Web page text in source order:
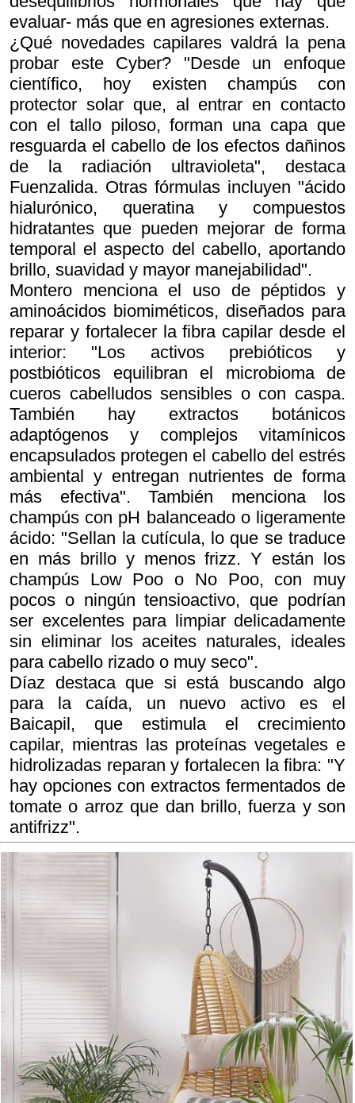
evaluar- más que en agresiones externas.
¿Qué novedades capilares valdrá la pena
probar este Cyber? "Desde un enfoque
científico, hoy existen champús con
protector solar que, al entrar en contacto
con el tallo piloso, forman una capa que
resguarda el cabello de los efectos dañinos
de la radiación ultravioleta", destaca
Fuenzalida. Otras fórmulas incluyen "ácido
hialurónico, queratina y compuestos
hidratantes que pueden mejorar de forma
temporal el aspecto del cabello, aportando
brillo, suavidad y mayor manejabilidad".
Montero menciona el uso de péptidos y
aminoácidos biomiméticos, diseñados para
reparar y fortalecer la fibra capilar desde el
interior: "Los activos prebióticos y
postbióticos equilibran el microbioma de
cueros cabelludos sensibles o con caspa.
También hay extractos botánicos
adaptógenos y complejos vitamínicos
encapsulados protegen el cabello del estrés
ambiental y entregan nutrientes de forma
más efectiva". También menciona los
champús con pH balanceado o ligeramente
ácido: "Sellan la cutícula, lo que se traduce
en más brillo y menos frizz. Y están los
champús Low Poo o No Poo, con muy
pocos o ningún tensioactivo, que podrían
ser excelentes para limpiar delicadamente
sin eliminar los aceites naturales, ideales
para cabello rizado o muy seco".
Díaz destaca que si está buscando algo
para la caída, un nuevo activo es el
Baicapil, que estimula el crecimiento
capilar, mientras las proteínas vegetales e
hidrolizadas reparan y fortalecen la fibra: "Y
hay opciones con extractos fermentados de
tomate o arroz que dan brillo, fuerza y son
antifrizz".